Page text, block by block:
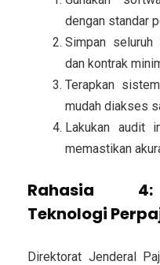
dengan standar
Simpan
dan kontrak
Terapkan
mudah diakses
Lakukan audit
memastikan
Rahasia 4:
Teknologi
Direktorat Jenderal